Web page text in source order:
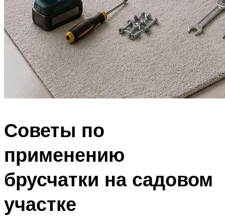
Советы по
применению
брусчатки на садовом
участке